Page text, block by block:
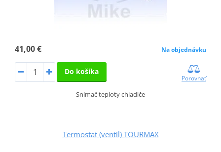
41,00 € Na objednávku
Do košíka
Porovnať
Snímač teploty chladiče
Termostat (ventil) TOURMAX